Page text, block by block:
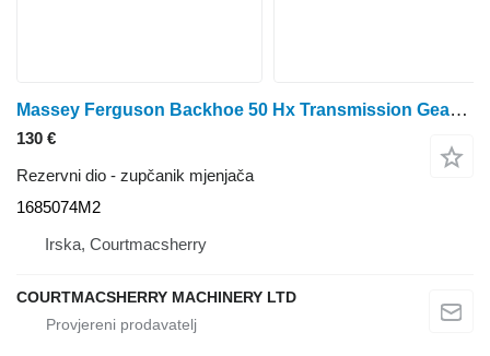
Massey Ferguson Backhoe 50 Hx Transmission Gear Z44 1686043m92, 1685074m2 1685074M2 zupčanik mjenjača
130 €
Rezervni dio - zupčanik mjenjača
1685074M2
Irska, Courtmacsherry
COURTMACSHERRY MACHINERY LTD